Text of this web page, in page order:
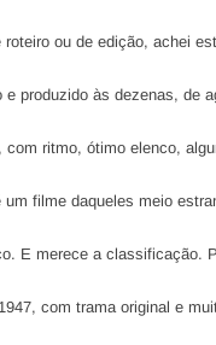
ou de edição, achei
produzido às dezenas, de
ritmo, ótimo elenco,
filme daqueles meio
E merece a classificação.
com trama original e